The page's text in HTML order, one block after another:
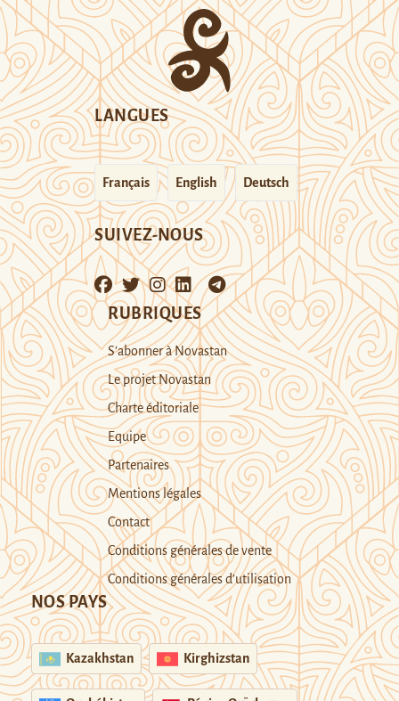
LANGUES
Français English Deutsch
SUIVEZ-NOUS
RUBRIQUES
S’abonner à Novastan
Le projet Novastan
Charte éditoriale
Equipe
Partenaires
Mentions légales
Contact
Conditions générales de vente
Conditions générales d’utilisation
NOS PAYS
Kazakhstan Kirghizstan